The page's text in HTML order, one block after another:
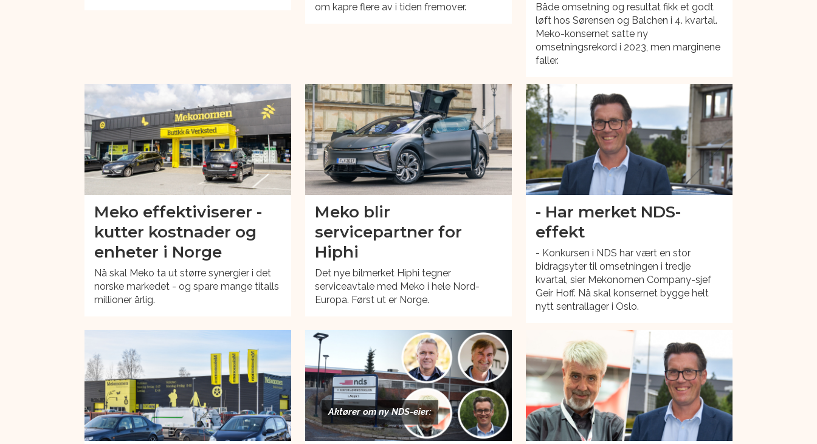
om kapre flere av i tiden fremover.
Både omsetning og resultat fikk et godt
løft hos Sørensen og Balchen i 4. kvartal.
Meko-konsernet satte ny
omsetningsrekord i 2023, men marginene
faller.
Meko effektiviserer -
kutter kostnader og
enheter i Norge
Nå skal Meko ta ut større synergier i det
norske markedet - og spare mange titalls
millioner årlig.
Meko blir
servicepartner for
Hiphi
Det nye bilmerket Hiphi tegner
serviceavtale med Meko i hele Nord-
Europa. Først ut er Norge.
- Har merket NDS-
effekt
- Konkursen i NDS har vært en stor
bidragsyter til omsetningen i tredje
kvartal, sier Mekonomen Company-sjef
Geir Hoff. Nå skal konsernet bygge helt
nytt sentrallager i Oslo.
Aktører om ny NDS-eier: